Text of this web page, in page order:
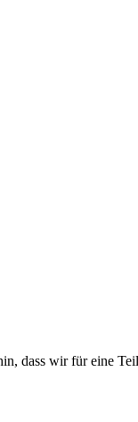
dass wir für eine